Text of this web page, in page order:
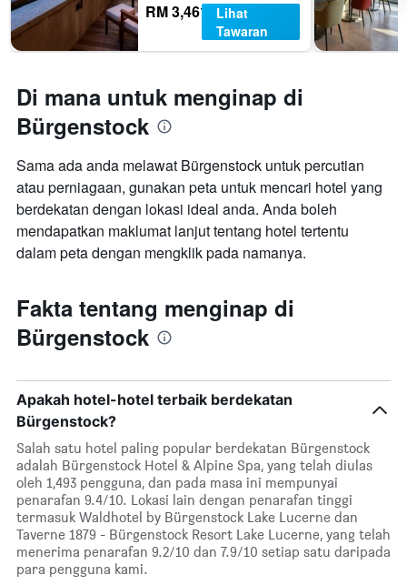
RM 3,461
Lihat
Tawaran
Di mana untuk menginap di
Bürgenstock
Sama ada anda melawat Bürgenstock untuk percutian
atau perniagaan, gunakan peta untuk mencari hotel yang
berdekatan dengan lokasi ideal anda. Anda boleh
mendapatkan maklumat lanjut tentang hotel tertentu
dalam peta dengan mengklik pada namanya.
Fakta tentang menginap di
Bürgenstock
Apakah hotel-hotel terbaik berdekatan
Bürgenstock?
Salah satu hotel paling popular berdekatan Bürgenstock
adalah Bürgenstock Hotel & Alpine Spa, yang telah diulas
oleh 1,493 pengguna, dan pada masa ini mempunyai
penarafan 9.4/10. Lokasi lain dengan penarafan tinggi
termasuk Waldhotel by Bürgenstock Lake Lucerne dan
Taverne 1879 - Bürgenstock Resort Lake Lucerne, yang telah
menerima penarafan 9.2/10 dan 7.9/10 setiap satu daripada
para pengguna kami.